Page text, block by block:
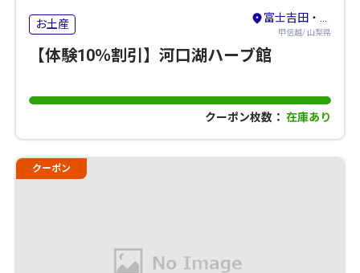
お土産 富士吉田・河口湖・本栖湖・西湖・精進湖
甲信越/ 山梨県
【体験10％割引】河口湖ハーブ館
クーポン枚数： 在庫あり
クーポン